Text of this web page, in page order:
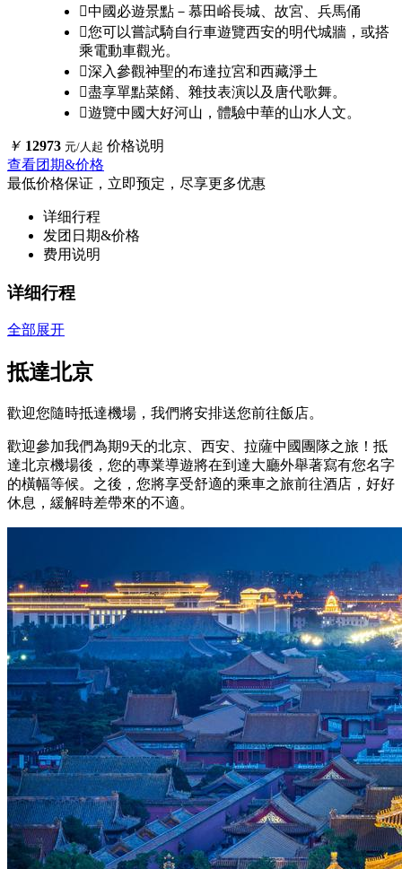
中國必遊景點－慕田峪長城、故宮、兵馬俑
您可以嘗試騎自行車遊覽西安的明代城牆，或搭
乘電動車觀光。
深入參觀神聖的布達拉宮和西藏淨土
盡享單點菜餚、雜技表演以及唐代歌舞。
遊覽中國大好河山，體驗中華的山水人文。
￥ 12973 元/人起 价格说明
查看团期&价格
最低价格保证，立即预定，尽享更多优惠
详细行程
发团日期&价格
费用说明
详细行程
全部展开
抵達北京
歡迎您隨時抵達機場，我們將安排送您前往飯店。
歡迎參加我們為期9天的北京、西安、拉薩中國團隊之旅！抵
達北京機場後，您的專業導遊將在到達大廳外舉著寫有您名字
的橫幅等候。之後，您將享受舒適的乘車之旅前往酒店，好好
休息，緩解時差帶來的不適。